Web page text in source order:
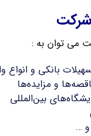
می توان به :
بانکی و انواع
و مزایده‌ها
بین‌المللی
و …